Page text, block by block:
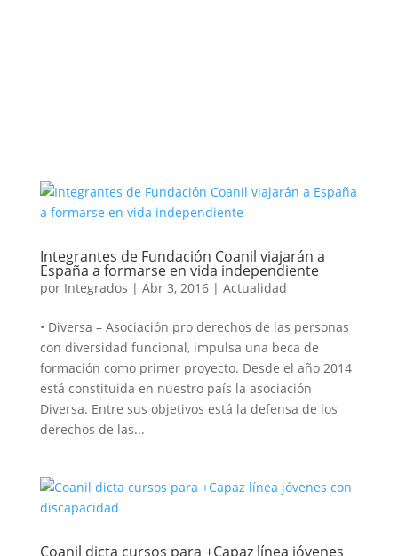
Integrantes de Fundación Coanil viajarán a
España a formarse en vida independiente
por Integrados | Abr 3, 2016| Actualidad
• Diversa – Asociación pro derechos de las personas
con diversidad funcional, impulsa una beca de
formación como primer proyecto. Desde el año 2014
está constituida en nuestro país la asociación
Diversa. Entre sus objetivos está la defensa de los
derechos de las...
Coanil dicta cursos para +Capaz línea jóvenes